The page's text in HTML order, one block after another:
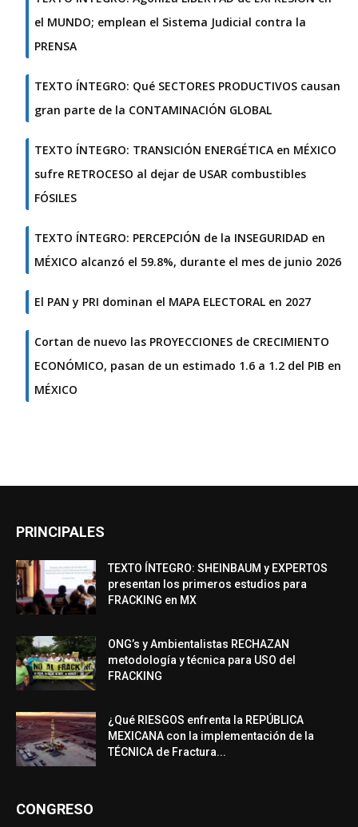
el MUNDO; emplean el Sistema Judicial contra la
PRENSA
TEXTO ÍNTEGRO: Qué SECTORES PRODUCTIVOS causan
gran parte de la CONTAMINACIÓN GLOBAL
TEXTO ÍNTEGRO: TRANSICIÓN ENERGÉTICA en MÉXICO
sufre RETROCESO al dejar de USAR combustibles
FÓSILES
TEXTO ÍNTEGRO: PERCEPCIÓN de la INSEGURIDAD en
MÉXICO alcanzó el 59.8%, durante el mes de junio 2026
El PAN y PRI dominan el MAPA ELECTORAL en 2027
Cortan de nuevo las PROYECCIONES de CRECIMIENTO
ECONÓMICO, pasan de un estimado 1.6 a 1.2 del PIB en
MÉXICO
PRINCIPALES
TEXTO ÍNTEGRO: SHEINBAUM y EXPERTOS
presentan los primeros estudios para
FRACKING en MX
ONG’s y Ambientalistas RECHAZAN
metodología y técnica para USO del
FRACKING
¿Qué RIESGOS enfrenta la REPÚBLICA
MEXICANA con la implementación de la
TÉCNICA de Fractura...
CONGRESO